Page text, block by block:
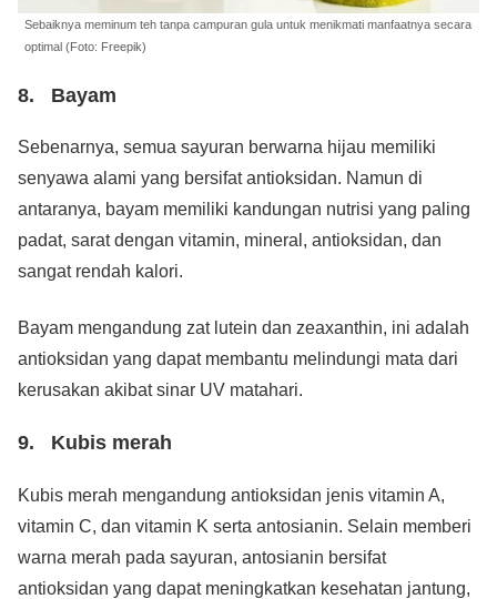
Sebaiknya meminum teh tanpa campuran gula untuk menikmati manfaatnya secara
optimal (Foto: Freepik)
8. Bayam
Sebenarnya, semua sayuran berwarna hijau memiliki
senyawa alami yang bersifat antioksidan. Namun di
antaranya, bayam memiliki kandungan nutrisi yang paling
padat, sarat dengan vitamin, mineral, antioksidan, dan
sangat rendah kalori.
Bayam mengandung zat lutein dan zeaxanthin, ini adalah
antioksidan yang dapat membantu melindungi mata dari
kerusakan akibat sinar UV matahari.
9. Kubis merah
Kubis merah mengandung antioksidan jenis vitamin A,
vitamin C, dan vitamin K serta antosianin. Selain memberi
warna merah pada sayuran, antosianin bersifat
antioksidan yang dapat meningkatkan kesehatan jantung,